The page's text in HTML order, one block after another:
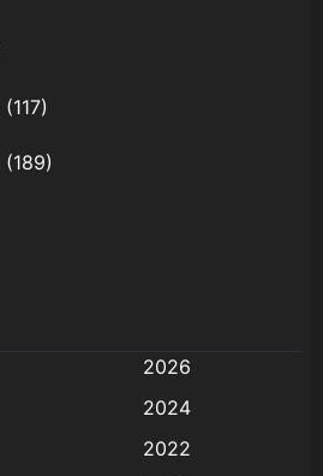
(117)
(189)
2026
2024
2022